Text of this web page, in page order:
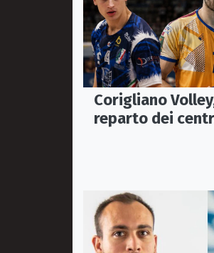
Corigliano
reparto dei